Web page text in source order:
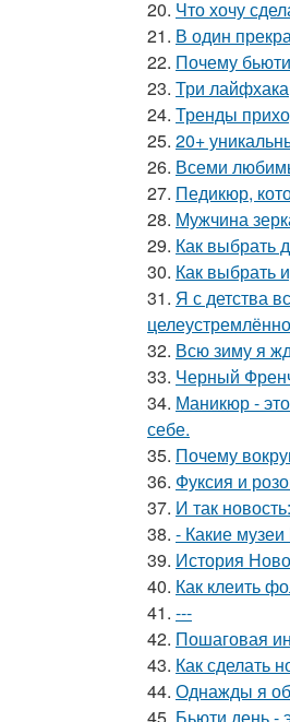
20. Что хочу
21. В один
22. Почему
23. Три
24. Тренды
25. 20+
26. Всеми
27. Педикюр,
28. Мужчина
29. Как выбрать
30. Как выбрать
31. Я с детства
32. Всю зиму я
33. Черный
34. Маникюр -
себе.
35. Почему
36. Фуксия и
37. И так
38. - Какие
39. История
40. Как клеить
41. ---
42. Пошаговая
43. Как сделать
44. Однажды я